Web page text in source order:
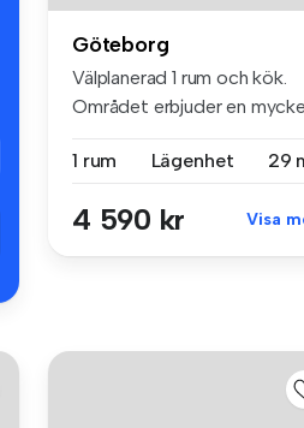
Göteborg
Välplanerad 1 rum och kök.
Området erbjuder en
1 rum
Lägenhet 29
4 590 kr Visa